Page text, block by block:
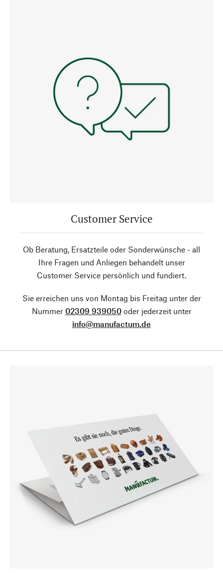
Customer Service
Ob Beratung, Ersatzteile oder Sonderwünsche - all
Ihre Fragen und Anliegen behandelt unser
Customer Service persönlich und fundiert.
Sie erreichen uns von Montag bis Freitag unter der
Nummer 02309 939050oder jederzeit unter
info@manufactum.de